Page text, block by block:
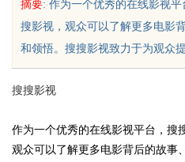
sc
摘要: 作为一个优秀的在线影视
搜影视，观众可以了解更多电影
和领悟。搜搜影视致力于为观众
搜搜影视
作为一个优秀的在线影视平台，搜
观众可以了解更多电影背后的故事
原创设计，提升品牌